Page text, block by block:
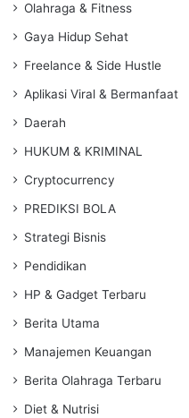
Olahraga & Fitness
Gaya Hidup Sehat
Freelance & Side Hustle
Aplikasi Viral & Bermanfaat
Daerah
HUKUM & KRIMINAL
Cryptocurrency
PREDIKSI BOLA
Strategi Bisnis
Pendidikan
HP & Gadget Terbaru
Berita Utama
Manajemen Keuangan
Berita Olahraga Terbaru
Diet & Nutrisi